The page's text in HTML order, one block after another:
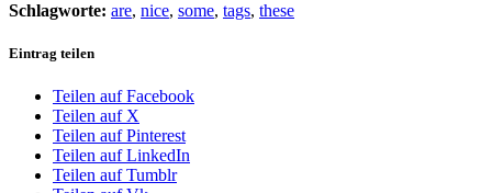
Schlagworte: are, nice, some, tags, these
Eintrag teilen
Teilen auf Facebook
Teilen auf X
Teilen auf Pinterest
Teilen auf LinkedIn
Teilen auf Tumblr